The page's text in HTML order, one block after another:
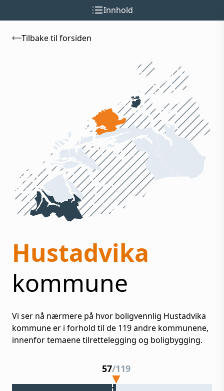
Tilbake til forsiden
Hustadvika
kommune
Vi ser nå nærmere på hvor boligvennlig Hustadvika
kommune er i forhold til de 119andre kommunene,
innenfor temaene tilrettelegging og boligbygging.
57/119
Innhold